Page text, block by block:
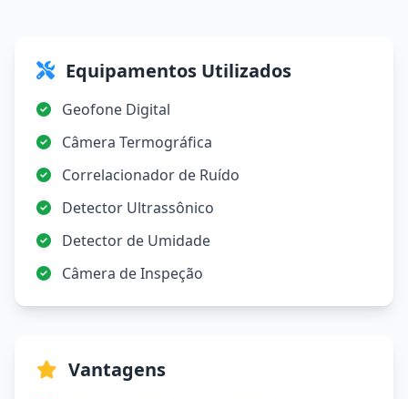
Equipamentos Utilizados
Geofone Digital
Câmera Termográfica
Correlacionador de Ruído
Detector Ultrassônico
Detector de Umidade
Câmera de Inspeção
Vantagens